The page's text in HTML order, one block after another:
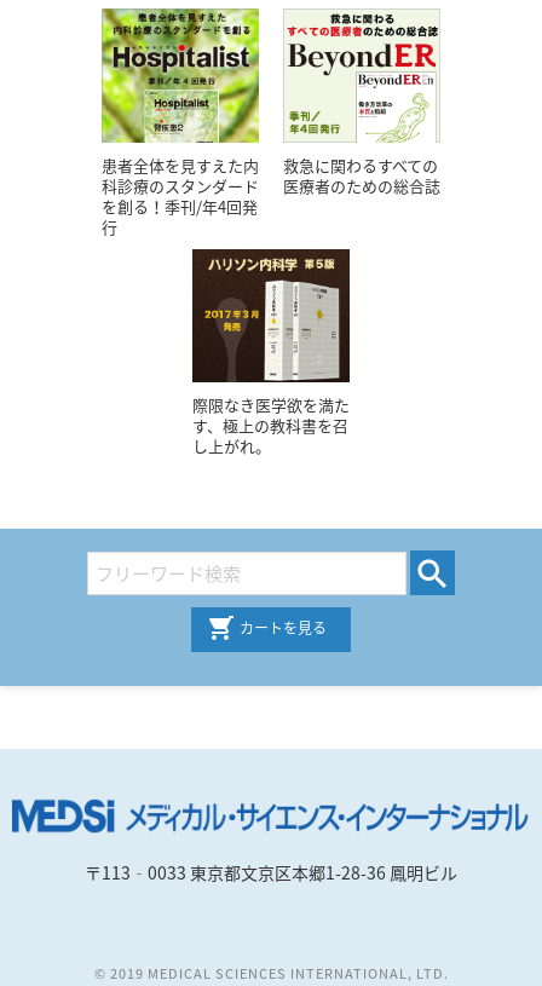
患者全体を見すえた内
科診療のスタンダード
を創る！季刊/年4回発
行
救急に関わるすべての
医療者のための総合誌
際限なき医学欲を満た
す、極上の教科書を召
し上がれ。
カートを見る
〒113‐0033 東京都文京区本郷1-28-36 鳳明ビル
© 2019 MEDICAL SCIENCES INTERNATIONAL, LTD.